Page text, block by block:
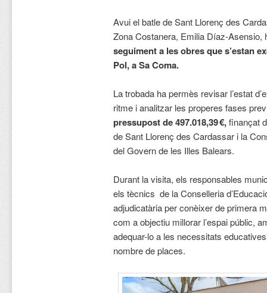
Avui el batle de Sant Llorenç des
Zona Costanera, Emilia Díaz-Asensio,
seguiment a les obres que s’estan
Pol, a Sa Coma.
La trobada ha permès revisar l’estat
ritme i analitzar les properes fases
pressupost de 497.018,39 €,finançat
de Sant Llorenç des Cardassar i la
del Govern de les Illes Balears.
Durant la visita, els responsables
els tècnics de la Conselleria
adjudicatària per conèixer de primera
com a objectiu millorar l’espai públic,
adequar-lo a les necessitats
nombre de places.